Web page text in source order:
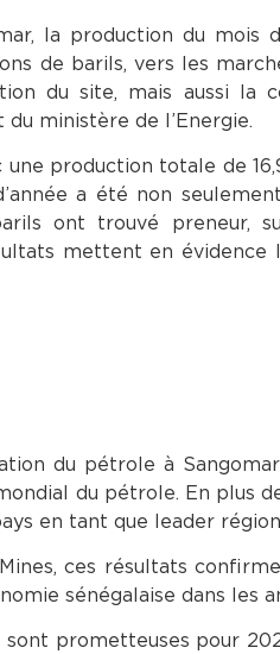
la production du mois
de barils, vers les
du site, mais aussi la
ministère de l’Energie.
production totale de
a été non
ont trouvé preneur,
mettent en évidence
du pétrole à
du pétrole. En plus
en tant que leader
ces résultats
sénégalaise dans les
prometteuses pour